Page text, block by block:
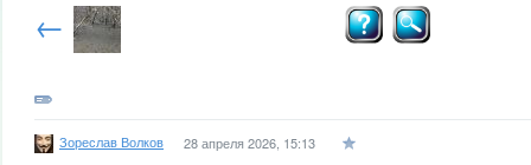
←
Зореслав Волков 28 апреля 2026, 15:13